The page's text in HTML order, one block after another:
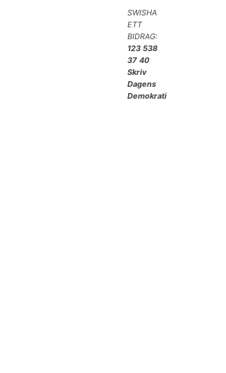
SWISHA
ETT
BIDRAG:
123 538
37 40
Skriv
Dagens
Demokrati